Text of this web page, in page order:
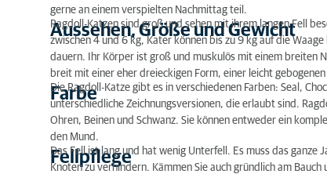
Erbkrankheiten
Futter
Fünf Fakten über Ragdolls
gerne an einem verspielten Nachmittag teil.
Aussehen, Größe und Gewicht
Ragdoll-Katzen sind groß und sehen mit ihrem langen Fell
zwischen 4 und 6 kg, Kater können bis zu 9 kg auf die
dauern. Ihr Körper ist groß und muskulös mit einem breiten
breit mit einer eher dreieckigen Form, einer leicht
Farbe
Die Ragdoll-Katze gibt es in verschiedenen Farben: Seal,
unterschiedliche Zeichnungsversionen, die erlaubt sind.
Ohren, Beinen und Schwanz. Sie können entweder ein
den Mund.
Fellpflege
Das Fell ist lang und hat wenig Unterfell. Es muss das
Knoten zu verhindern. Kämmen Sie auch gründlich am Bauch